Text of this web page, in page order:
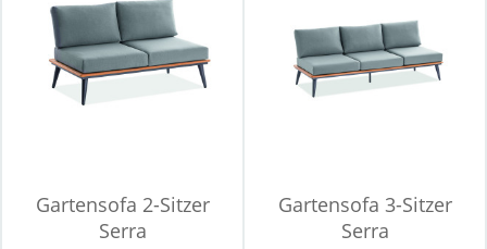
Gartensofa 2-Sitzer
Serra
Gartensofa 3-Sitzer
Serra